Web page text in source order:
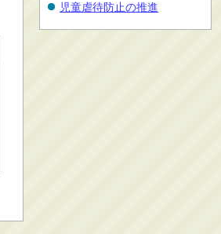
児童虐待防止の推進